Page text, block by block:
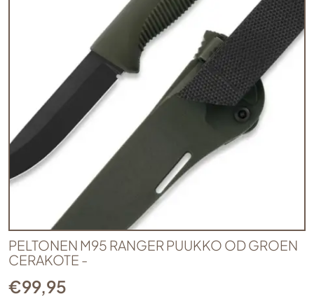
PELTONEN M95 RANGER PUUKKO OD GROEN
CERAKOTE -
€99,95